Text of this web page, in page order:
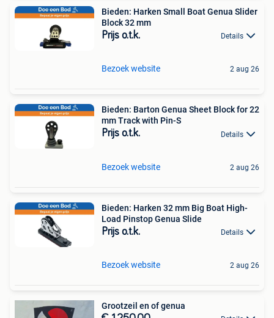
Bieden: Harken Small Boat Genua Slider
Block 32 mm
Prijs o.t.k. Details
Bezoek website 2 aug 26
Bieden: Barton Genua Sheet Block for 22
mm Track with Pin-S
Prijs o.t.k. Details
Bezoek website 2 aug 26
Bieden: Harken 32 mm Big Boat High-
Load Pinstop Genua Slide
Prijs o.t.k. Details
Bezoek website 2 aug 26
Grootzeil en of genua